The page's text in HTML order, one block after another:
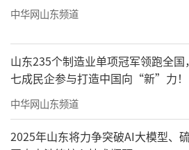
马脑壳”“霉得起冬瓜灰”
上。另一边成都街头的文字
术家陈粉丸做成彩色灯笼；
里的喷漆绘画和视觉系统带
过的羽绒服；叶锦添那位四
举着手机的少女Lili，则像从
中华网山东频道
山东235个制造业单项冠军领跑全国
七成民企参与打造中国向“新”力！
中华网山东频道
2025年山东将力争突破AI大模型、